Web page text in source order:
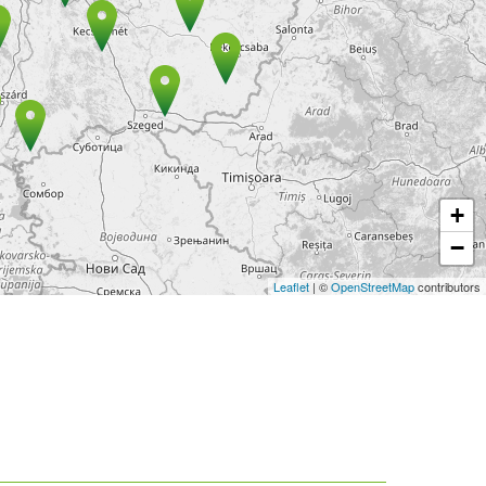
+
−
Leaflet | ©OpenStreetMapcontributors